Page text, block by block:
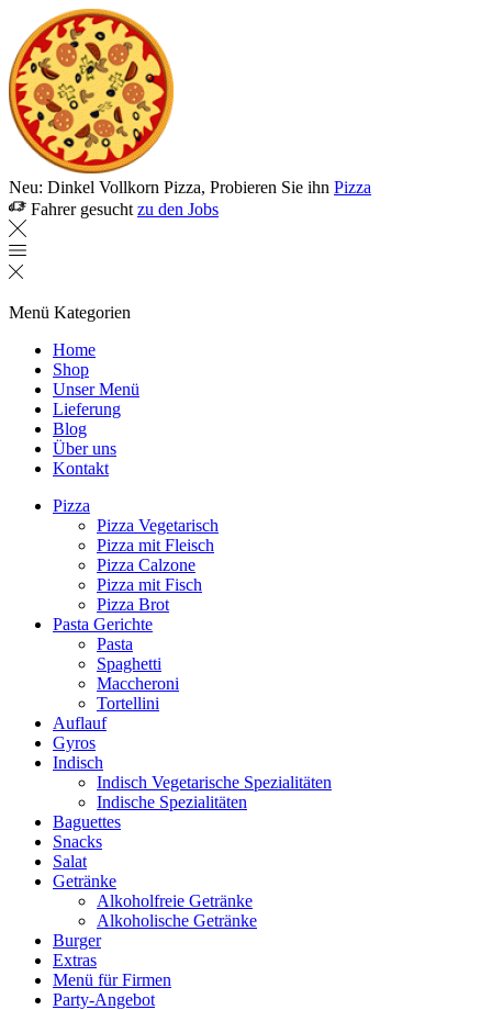
Neu: Dinkel Vollkorn Pizza, Probieren Sie ihn Pizza
Fahrer gesucht zu den Jobs
Menü Kategorien
Home
Shop
Unser Menü
Lieferung
Blog
Über uns
Kontakt
Pizza
Pizza Vegetarisch
Pizza mit Fleisch
Pizza Calzone
Pizza mit Fisch
Pizza Brot
Pasta Gerichte
Pasta
Spaghetti
Maccheroni
Tortellini
Auflauf
Gyros
Indisch
Indisch Vegetarische Spezialitäten
Indische Spezialitäten
Baguettes
Snacks
Salat
Getränke
Alkoholfreie Getränke
Alkoholische Getränke
Burger
Extras
Menü für Firmen
Party-Angebot